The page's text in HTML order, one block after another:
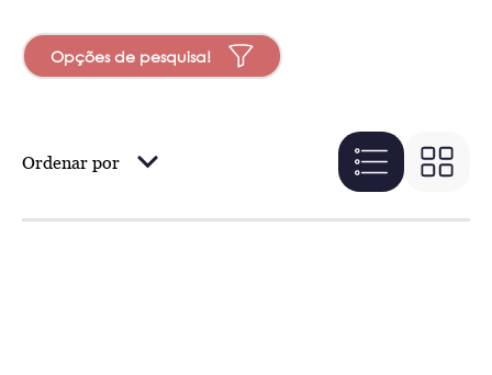
Opções de pesquisa!
Ordenar por